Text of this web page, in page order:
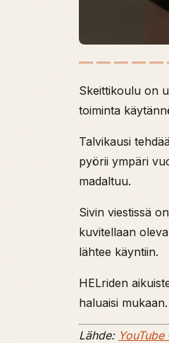
Skeittikoulu on
toiminta
Talvikausi
pyörii ympäri
madaltuu.
Sivin viestissä
kuvitellaan
lähtee käyntiin.
HELriden
haluaisi
Lähde: